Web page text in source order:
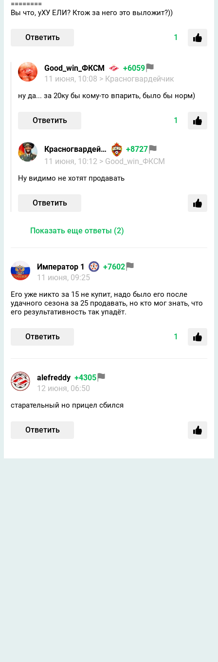
========
Вы что, уХУ ЕЛИ? Ктож за него это выложит?))
Ответить 1
Good_win_ФКСМ
+6059
11 июня, 10:08 > Красногвардейчик
ну да... за 20ку бы кому-то впарить, было бы норм)
Ответить 1
Красногвардейчик
+8727
11 июня, 10:12 > Good_win_ФКСМ
Ну видимо не хотят продавать
Ответить
Показать еще ответы (2)
Император 1
+7602
11 июня, 09:25
Его уже никто за 15 не купит, надо было его после
удачного сезона за 25 продавать, но кто мог знать, что
его результативность так упадёт.
Ответить 1
alefreddy +4305
12 июня, 06:50
старательный но прицел сбился
Ответить